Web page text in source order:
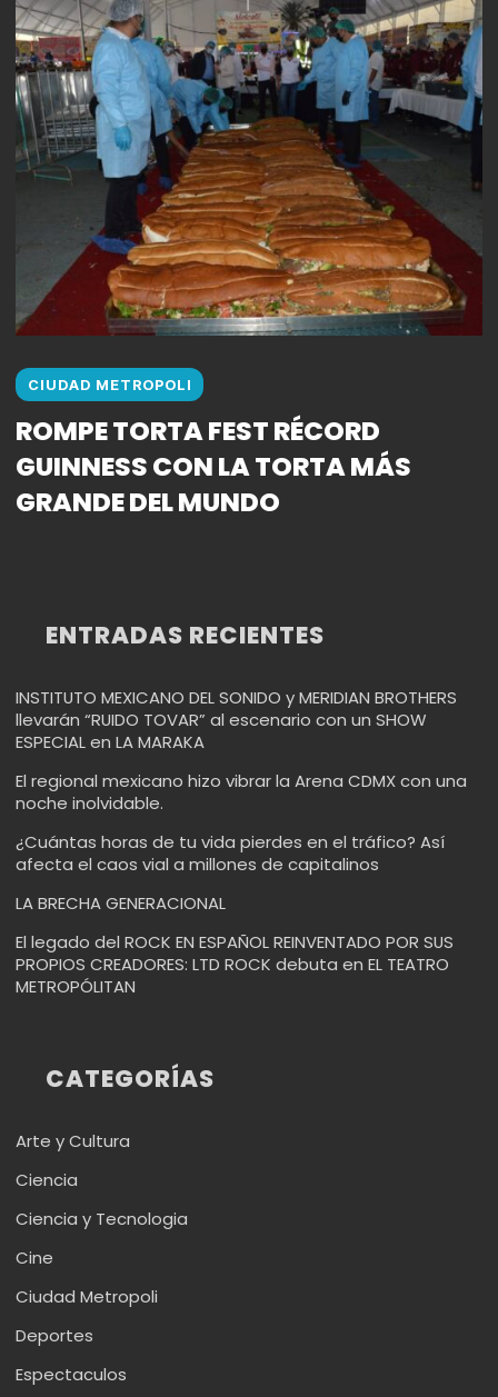
CIUDAD METROPOLI
ROMPE TORTA FEST RÉCORD
GUINNESS CON LA TORTA MÁS
GRANDE DEL MUNDO
ENTRADAS RECIENTES
INSTITUTO MEXICANO DEL SONIDO y MERIDIAN BROTHERS
llevarán “RUIDO TOVAR” al escenario con un SHOW
ESPECIAL en LA MARAKA
El regional mexicano hizo vibrar la Arena CDMX con una
noche inolvidable.
¿Cuántas horas de tu vida pierdes en el tráfico? Así
afecta el caos vial a millones de capitalinos
LA BRECHA GENERACIONAL
El legado del ROCK EN ESPAÑOL REINVENTADO POR SUS
PROPIOS CREADORES: LTD ROCK debuta en EL TEATRO
METROPÓLITAN
CATEGORÍAS
Arte y Cultura
Ciencia
Ciencia y Tecnologia
Cine
Ciudad Metropoli
Deportes
Espectaculos